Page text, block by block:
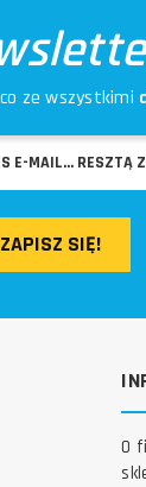
ze wszystkimi
ZAPISZ SIĘ!
O